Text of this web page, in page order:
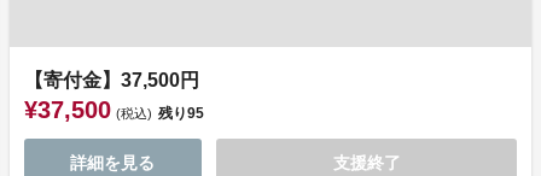
【寄付金】37,500円
¥37,500 (税込) 残り95
詳細を見る 支援終了